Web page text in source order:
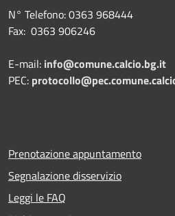
N° Telefono: 0363 968444
Fax: 0363 906246
E-mail: info@comune.calcio.bg.it
PEC:
Prenotazione appuntamento
Segnalazione disservizio
Leggi le FAQ